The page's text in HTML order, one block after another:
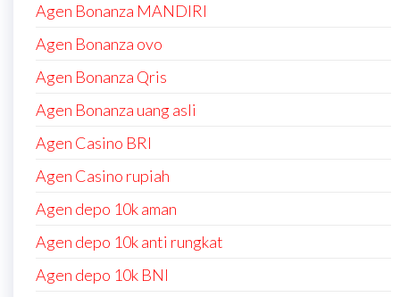
Agen Bonanza MANDIRI
Agen Bonanza ovo
Agen Bonanza Qris
Agen Bonanza uang asli
Agen Casino BRI
Agen Casino rupiah
Agen depo 10k aman
Agen depo 10k anti rungkat
Agen depo 10k BNI